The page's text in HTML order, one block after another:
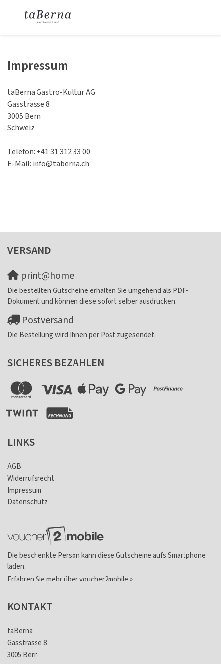
Impressum
taBerna Gastro-Kultur AG
Gasstrasse 8
3005 Bern
Schweiz
Telefon: +41 31 312 33 00
E-Mail: info@taberna.ch
VERSAND
print@home
Die bestellten Gutscheine erhalten Sie umgehend als PDF-
Dokument und können diese sofort selber ausdrucken.
Postversand
Die Bestellung wird Ihnen per Post zugesendet.
SICHERES BEZAHLEN
LINKS
AGB
Widerrufsrecht
Impressum
Datenschutz
Die beschenkte Person kann diese Gutscheine aufs Smartphone
laden.
Erfahren Sie mehr über voucher2mobile »
KONTAKT
taBerna
Gasstrasse 8
3005 Bern